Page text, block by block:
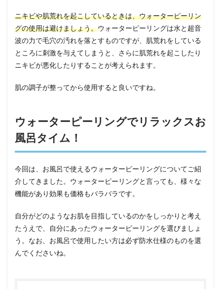
ニキビや肌荒れを起こしているときは、ウォーターピーリン
グの使用は避けましょう。ウォーターピーリングは水と超音
波の力で毛穴の汚れを落とすものですが、肌荒れをしている
ところに刺激を与えてしまうと、さらに肌荒れを起こしたり
ニキビが悪化したりすることが考えられます。
肌の調子が整ってから使用すると良いですね。
ウォーターピーリングでリラックスお
風呂タイム！
今回は、お風呂で使えるウォーターピーリングについてご紹
介してきました。ウォーターピーリングと言っても、様々な
機能があり効果も価格もバラバラです。
自分がどのようなお肌を目指しているのかをしっかりと考え
たうえで、自分にあったウォーターピーリングを選びましょ
う。なお、お風呂で使用したい方は必ず防水仕様のものを選
んでくださいね。